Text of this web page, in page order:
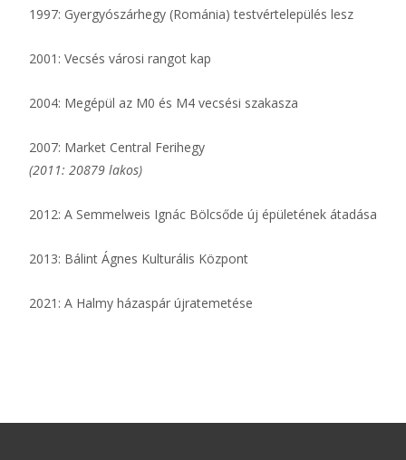
1997: Gyergyószárhegy (Románia) testvértelepülés lesz
2001: Vecsés városi rangot kap
2004: Megépül az M0 és M4 vecsési szakasza
2007: Market Central Ferihegy
(2011: 20879 lakos)
2012: A Semmelweis Ignác Bölcsőde új épületének átadása
2013: Bálint Ágnes Kulturális Központ
2021: A Halmy házaspár újratemetése